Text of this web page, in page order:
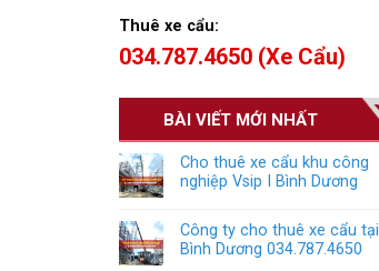
Thuê xe cẩu:
034.787.4650 (Xe Cẩu)
BÀI VIẾT MỚI NHẤT
Cho thuê xe cẩu khu công
nghiệp Vsip I Bình Dương
Công ty cho thuê xe cẩu tại
Bình Dương 034.787.4650